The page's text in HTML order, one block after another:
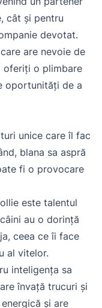
cât și pentru
devotat.
are nevoie de
oferiți o plimbare
oportunități de a
unice care îl fac
blana sa aspră
fi o provocare
este talentul
au o dorință
ceea ce îi face
al vitelor.
inteligența sa
învață trucuri și
și are